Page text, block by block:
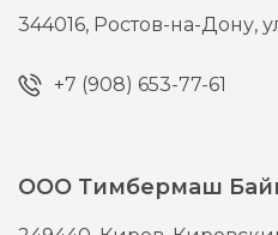
344016, Ростов-на-Дону,
+7 (908) 653-77-61
ООО Тимбермаш